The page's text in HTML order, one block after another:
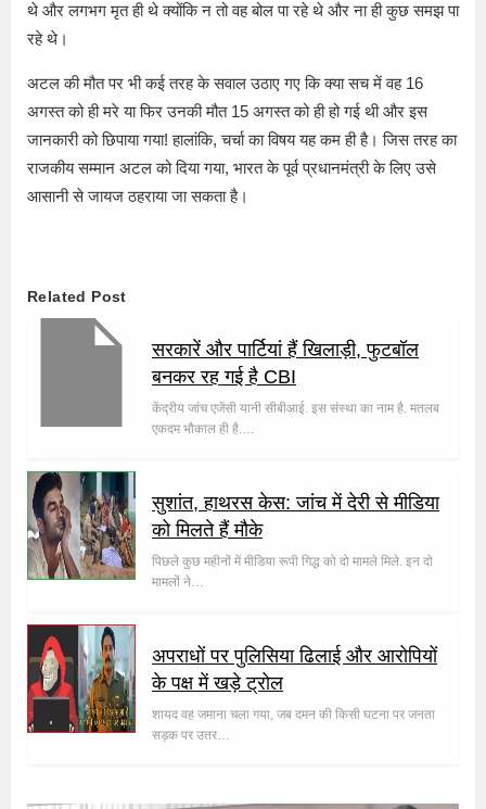
थे और लगभग मृत ही थे क्योंकि न तो वह बोल पा रहे थे और ना ही कुछ समझ पा
रहे थे।
अटल की मौत पर भी कई तरह के सवाल उठाए गए कि क्या सच में वह 16
अगस्त को ही मरे या फिर उनकी मौत 15 अगस्त को ही हो गई थी और इस
जानकारी को छिपाया गया! हालांकि, चर्चा का विषय यह कम ही है। जिस तरह का
राजकीय सम्मान अटल को दिया गया, भारत के पूर्व प्रधानमंत्री के लिए उसे
आसानी से जायज ठहराया जा सकता है।
Related Post
सरकारें और पार्टियां हैं खिलाड़ी, फुटबॉल
बनकर रह गई है CBI
केंद्रीय जांच एजेंसी यानी सीबीआई. इस संस्था का नाम है. मतलब
एकदम भौकाल ही है.…
सुशांत, हाथरस केस: जांच में देरी से मीडिया
को मिलते हैं मौके
पिछले कुछ महीनों में मीडिया रूपी गिद्ध को दो मामले मिले. इन दो
मामलों ने…
अपराधों पर पुलिसिया ढिलाई और आरोपियों
के पक्ष में खड़े ट्रोल
शायद वह जमाना चला गया, जब दमन की किसी घटना पर जनता
सड़क पर उतर…